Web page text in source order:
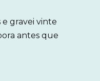
e gravei vinte
antes que